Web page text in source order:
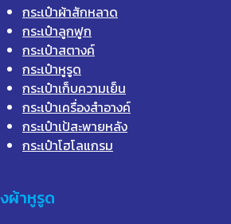
กระเป๋าผ้าสักหลาด
กระเป๋าลูกฟูก
กระเป๋าสตางค์
กระเป๋าหูรูด
กระเป๋าเก็บความเย็น
กระเป๋าเครื่องสำอางค์
กระเป๋าเป้สะพายหลัง
กระเป๋าโฮโลแกรม
ผ้าหูรูด